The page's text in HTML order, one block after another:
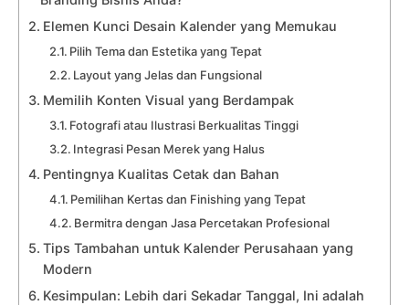
Elemen Kunci Desain Kalender yang Memukau
Pilih Tema dan Estetika yang Tepat
Layout yang Jelas dan Fungsional
Memilih Konten Visual yang Berdampak
Fotografi atau Ilustrasi Berkualitas Tinggi
Integrasi Pesan Merek yang Halus
Pentingnya Kualitas Cetak dan Bahan
Pemilihan Kertas dan Finishing yang Tepat
Bermitra dengan Jasa Percetakan Profesional
Tips Tambahan untuk Kalender Perusahaan yang
Modern
Kesimpulan: Lebih dari Sekadar Tanggal, Ini adalah